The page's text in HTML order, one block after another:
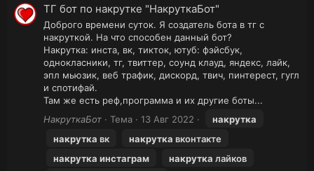
ТГ бот по накрутке "НакруткаБот"
Доброго времени суток. Я создатель бота в тг с
накруткой. На что способен данный бот?
Накрутка: инста, вк, тикток, ютуб: фэйсбук,
однокласники, тг, твиттер, соунд клауд, яндекс, лайк,
эпл мьюзик, веб трафик, дискорд, твич, пинтерест, гугл
и спотифай.
Там же есть реф,программа и их другие боты...
НакруткаБот
Тема 13 Авг 2022
накрутка
накрутка вк накрутка вконтакте
накрутка инстаграм накрутка лайков